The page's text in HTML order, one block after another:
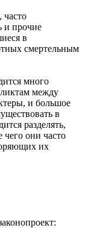
и прочие
в
смертельным
много
между
и большое
в
разделять,
чего они часто
их